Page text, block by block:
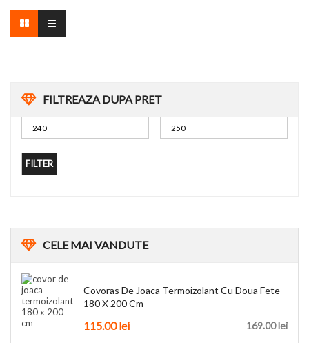
FILTREAZA DUPA PRET
FILTER
CELEMAI VANDUTE
Covoras De Joaca Termoizolant Cu Doua Fete
180 X 200 Cm
169.00lei
115.00lei